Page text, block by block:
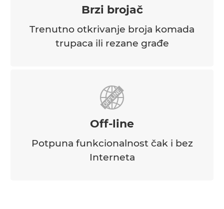
Brzi brojač
Trenutno otkrivanje broja komada
trupaca ili rezane građe
Off-line
Potpuna funkcionalnost čak i bez
Interneta